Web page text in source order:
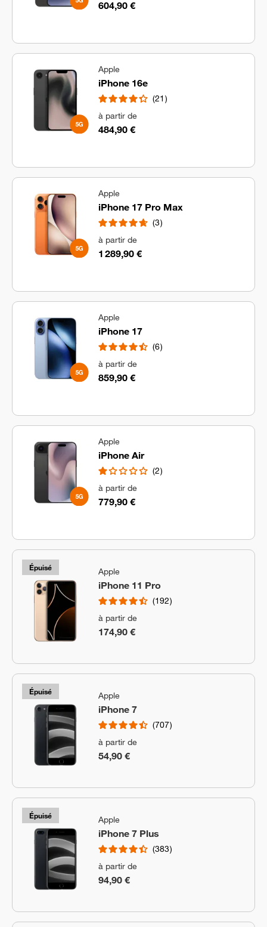
604,90 €
Apple
iPhone 16e
21
à partir de
484,90 €
Apple
iPhone 17 Pro Max
3
à partir de
1 289,90 €
Apple
iPhone 17
6
à partir de
859,90 €
Apple
iPhone Air
2
à partir de
779,90 €
Épuisé Apple
iPhone 11 Pro
192
à partir de
174,90 €
Épuisé Apple
iPhone 7
707
à partir de
54,90 €
Épuisé Apple
iPhone 7 Plus
383
à partir de
94,90 €